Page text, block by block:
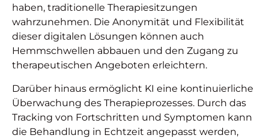
haben, traditionelle Therapiesitzungen
wahrzunehmen. Die Anonymität und Flexibilität
dieser digitalen Lösungen können auch
Hemmschwellen abbauen und den Zugang zu
therapeutischen Angeboten erleichtern.
Darüber hinaus ermöglicht KI eine kontinuierliche
Überwachung des Therapieprozesses. Durch das
Tracking von Fortschritten und Symptomen kann
die Behandlung in Echtzeit angepasst werden,